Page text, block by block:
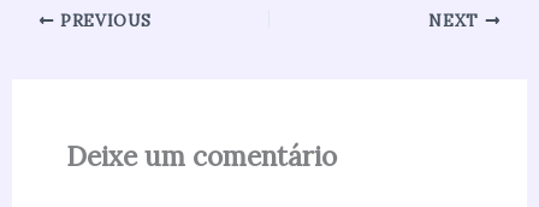
PREVIOUS NEXT
Deixe um comentário